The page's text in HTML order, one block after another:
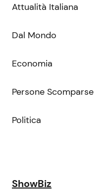
Attualità Italiana
Dal Mondo
Economia
Persone Scomparse
Politica
ShowBiz